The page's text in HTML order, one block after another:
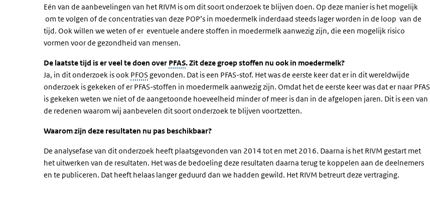
Eén van de aanbevelingen van het RIVM is om dit soort onderzoek te blijven doen. Op deze manier is het mogelijk
om te volgen of de concentraties van deze POP’s in moedermelk inderdaad steeds lager worden in de loop van de
tijd. Ook willen we weten of er eventuele andere stoffen in moedermelk aanwezig zijn, die een mogelijk risico
vormen voor de gezondheid van mensen.
De laatste tijd is er veel te doen over PFAS. Zit deze groep stoffen nu ook in moedermelk?
Ja, in dit onderzoek is ook PFOS gevonden. Dat is een PFAS-stof. Het was de eerste keer dat er in dit wereldwijde
onderzoek is gekeken of er PFAS-stoffen in moedermelk aanwezig zijn. Omdat het de eerste keer was dat er naar PFAS
is gekeken weten we niet of de aangetoonde hoeveelheid minder of meer is dan in de afgelopen jaren. Dit is een van
de redenen waarom wij aanbevelen dit soort onderzoek te blijven voortzetten.
Waarom zijn deze resultaten nu pas beschikbaar?
De analysefase van dit onderzoek heeft plaatsgevonden van 2014 tot en met 2016. Daarna is het RIVM gestart met
het uitwerken van de resultaten. Het was de bedoeling deze resultaten daarna terug te koppelen aan de deelnemers
en te publiceren. Dat heeft helaas langer geduurd dan we hadden gewild. Het RIVM betreurt deze vertraging.